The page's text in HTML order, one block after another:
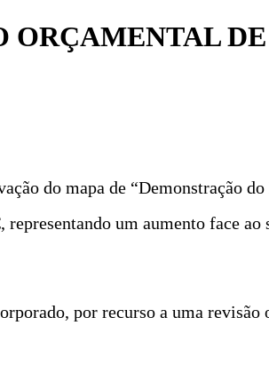
do mapa de “Demonstração
um aumento face ao
por recurso a uma revisão